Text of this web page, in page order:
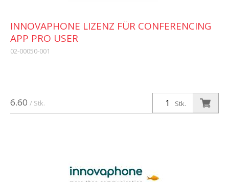
6.60 / Stk. Stk.
INNOVAPHONE LIZENZ FÜR CONFERENCING
APP PRO USER
02-00050-001